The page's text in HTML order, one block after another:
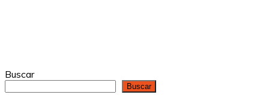
Buscar
Buscar